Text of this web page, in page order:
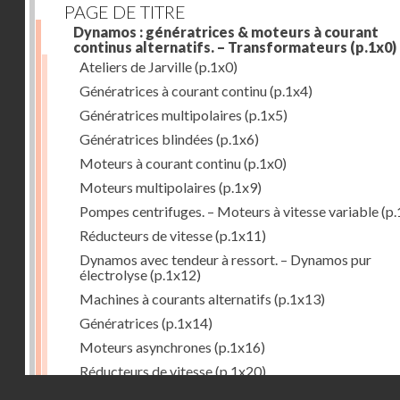
PAGE DE TITRE
Dynamos : génératrices & moteurs à courant
continus alternatifs. – Transformateurs (p.1x0)
Ateliers de Jarville(p.1x0)
Génératrices à courant continu(p.1x4)
Génératrices multipolaires (p.1x5)
Génératrices blindées (p.1x6)
Moteurs à courant continu(p.1x0)
Moteurs multipolaires (p.1x9)
Pompes centrifuges. – Moteurs à vitesse variable
Réducteurs de vitesse(p.1x11)
Dynamos avec tendeur à ressort. – Dynamos pur
électrolyse(p.1x12)
Machines à courants alternatifs (p.1x13)
Génératrices (p.1x14)
Moteurs asynchrones (p.1x16)
Réducteurs de vitesse(p.1x20)